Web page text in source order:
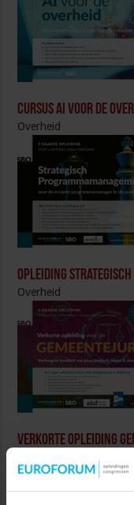
Cursus AI voor de
Overheid
Opleiding
Overheid
Verkorte Opleiding